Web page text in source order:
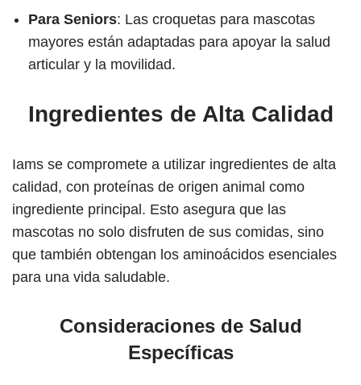
Para Seniors: Las croquetas para mascotas
mayores están adaptadas para apoyar la salud
articular y la movilidad.
Ingredientes de Alta Calidad
Iams se compromete a utilizar ingredientes de alta
calidad, con proteínas de origen animal como
ingrediente principal. Esto asegura que las
mascotas no solo disfruten de sus comidas, sino
que también obtengan los aminoácidos esenciales
para una vida saludable.
Consideraciones de Salud
Específicas